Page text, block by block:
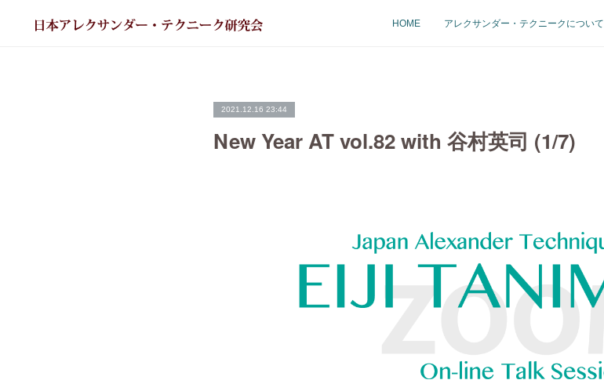
HOME アレクサンダー・テクニークについて
2021.12.16 23:44
New Year AT vol.82 with 谷村英司 (1/7)